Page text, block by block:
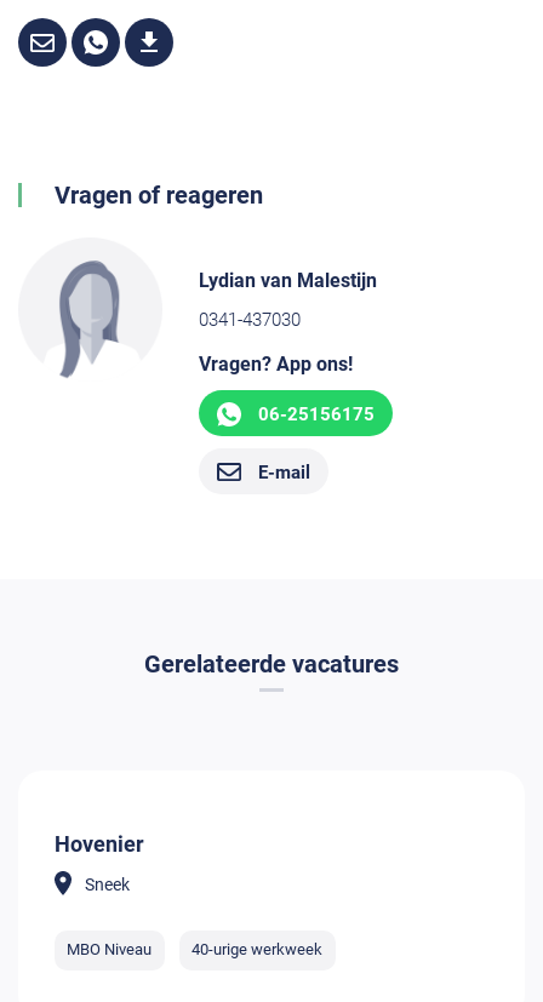
Vragen of reageren
Lydian van Malestijn
0341-437030
Vragen? App ons!
06-25156175
E-mail
Gerelateerde vacatures
Hovenier
Sneek
MBO Niveau 40-urige werkweek